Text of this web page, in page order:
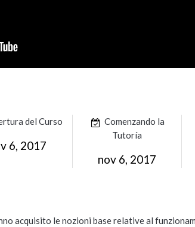
del Curso
6, 2017
Comenzando la
Tutoría
nov 6, 2017
acquisito le nozioni base relative al